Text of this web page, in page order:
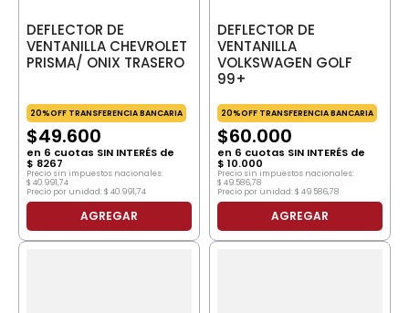
DEFLECTOR DE
VENTANILLA CHEVROLET
PRISMA/ ONIX TRASERO
20%OFF TRANSFERENCIA BANCARIA
$49.600
en 6 cuotas SIN INTERÉS de
$ 8267
Precio sin impuestos nacionales:
$ 40.991,74
Precio por unidad: $ 40.991,74
AGREGAR
DEFLECTOR DE
VENTANILLA
VOLKSWAGEN GOLF
99+
20%OFF TRANSFERENCIA BANCARIA
$60.000
en 6 cuotas SIN INTERÉS de
$ 10.000
Precio sin impuestos nacionales:
$ 49.586,78
Precio por unidad:$ 49.586,78
AGREGAR